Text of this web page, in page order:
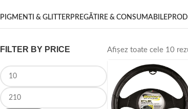
PIGMENTI & GLITTER PREGĂTIRE & CONSUMABILE
FILTER BY PRICE Afișez toate cele 10